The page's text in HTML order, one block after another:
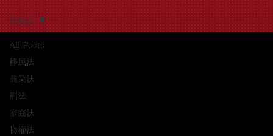
All Posts
移民法
商業法
刑法
家庭法
物權法
勞動法